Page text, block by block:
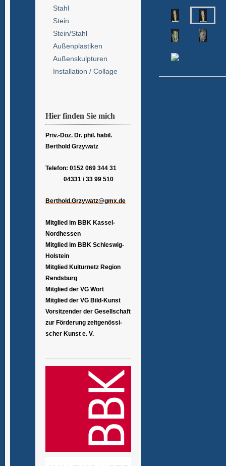
Stahl
Stein
Stein/Stahl
Außenplastiken
Außenskulpturen
Installation / Collage
Hier finden Sie mich
Priv.-Doz. Dr. phil. habil.
Berthold Grzywatz
Telefon: 0152 069 344 31
04331 / 33 99 510
Berthold.Grzywatz@gmx.de
Mitglied im BBK Kassel-
Nordhessen
Mitglied im BBK Schleswig-
Holstein
Mitglied Kulturnetz Region
Rendsburg
Mitglied der VG Wort
Mitglied der VG Bild-Kunst
Vorsitzender der Gesellschaft
zur Förderung zeitgenössi-
scher Kunst e. V.